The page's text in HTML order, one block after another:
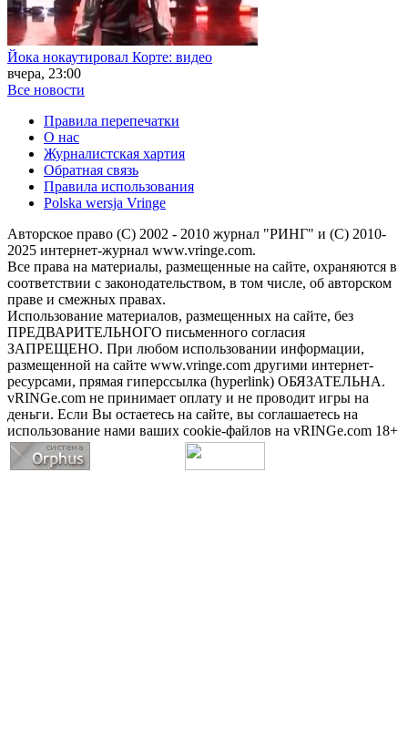
Йока нокаутировал Корте: видео
вчера, 23:00
Все новости
Правила перепечатки
О нас
Журналистская хартия
Обратная связь
Правила использования
Polska wersja Vringe
Авторское право (С) 2002 - 2010 журнал "РИНГ" и (С) 2010-
2025 интернет-журнал www.vringe.com.
Все права на материалы, размещенные на сайте, охраняются в
соответствии с законодательством, в том числе, об авторском
праве и смежных правах.
Использование материалов, размещенных на сайте, без
ПРЕДВАРИТЕЛЬНОГО письменного согласия
ЗАПРЕЩЕНО. При любом использовании информации,
размещенной на сайте www.vringe.com другими интернет-
ресурсами, прямая гиперссылка (hyperlink) ОБЯЗАТЕЛЬНА.
vRINGe.com не принимает оплату и не проводит игры на
деньги. Если Вы остаетесь на сайте, вы соглашаетесь на
использование нами ваших cookie-файлов на vRINGe.com 18+